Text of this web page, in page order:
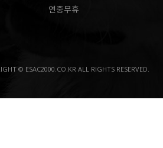
연중무휴
© ESAC2000.CO.KR ALL RIGHTS RESERVED.